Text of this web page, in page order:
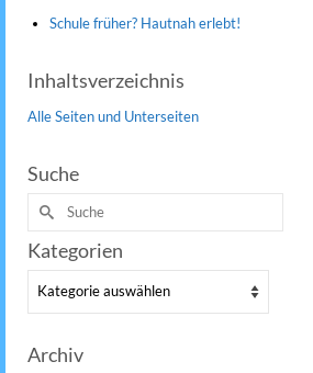
Schule früher? Hautnah erlebt!
Inhaltsverzeichnis
Alle Seiten und Unterseiten
Suche
Suche
nach:
Kategorien
Kategorien
Archiv